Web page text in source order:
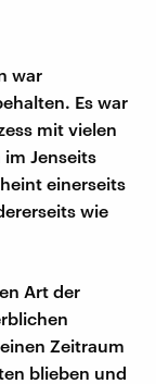
war
Es war
mit vielen
Jenseits
einerseits
wie
Art der
Zeitraum
blieben und